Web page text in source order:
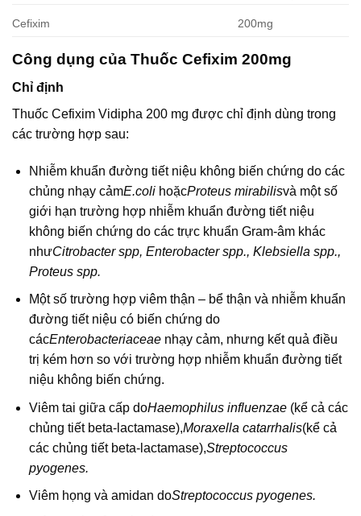
Cefixim 200mg
Công dụng của Thuốc Cefixim 200mg
Chỉ định
Thuốc Cefixim Vidipha 200 mg được chỉ định dùng trong
các trường hợp sau:
Nhiễm khuẩn đường tiết niệu không biến chứng do các
chủng nhạy cảmE.coli hoặcProteus mirabilisvà một số
giới hạn trường hợp nhiễm khuẩn đường tiết niệu
không biến chứng do các trực khuẩn Gram-âm khác
nhưCitrobacter spp, Enterobacter spp., Klebsiella spp.,
Proteus spp.
Một số trường hợp viêm thận – bể thận và nhiễm khuẩn
đường tiết niệu có biến chứng do
cácEnterobacteriaceae nhạy cảm, nhưng kết quả điều
trị kém hơn so với trường hợp nhiễm khuẩn đường tiết
niệu không biến chứng.
Viêm tai giữa cấp doHaemophilus influenzae (kể cả các
chủng tiết beta-lactamase),Moraxella catarrhalis(kể cả
các chủng tiết beta-lactamase),Streptococcus
pyogenes.
Viêm họng và amidan doStreptococcus pyogenes.